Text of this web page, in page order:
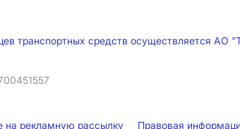
транспортных средств осуществляется
на рекламную рассылку Правовая